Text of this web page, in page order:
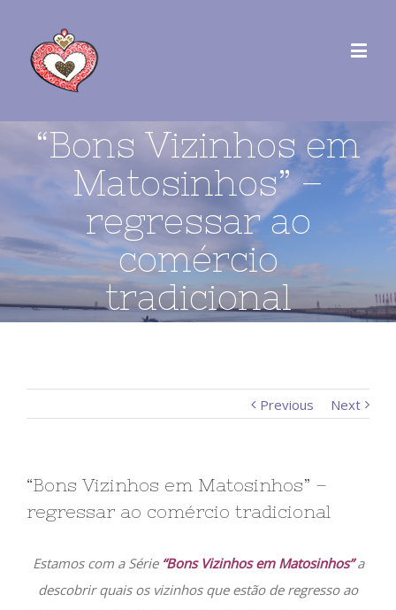
“Bons Vizinhos em
Matosinhos” –
regressar ao
comércio
tradicional
Previous Next
“Bons Vizinhos em Matosinhos” –
regressar ao comércio tradicional
Estamos com a Série“Bons Vizinhos em Matosinhos”a
descobrir quais os vizinhos que estão de regresso ao